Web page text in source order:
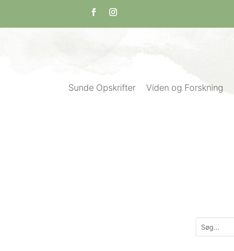
Sunde Opskrifter Viden og Forskning